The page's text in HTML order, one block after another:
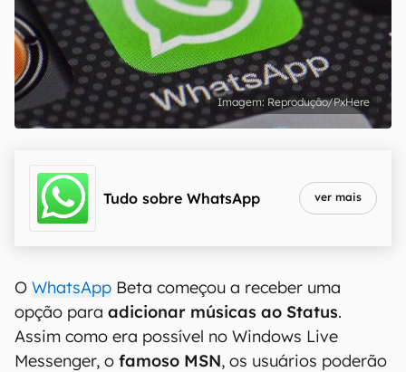
Reprodução/PxHere
Tudo sobre WhatsApp ver mais
O WhatsApp Beta começou a receber uma
opção para adicionar músicas ao Status.
Assim como era possível no Windows Live
Messenger, o famoso MSN, os usuários poderão